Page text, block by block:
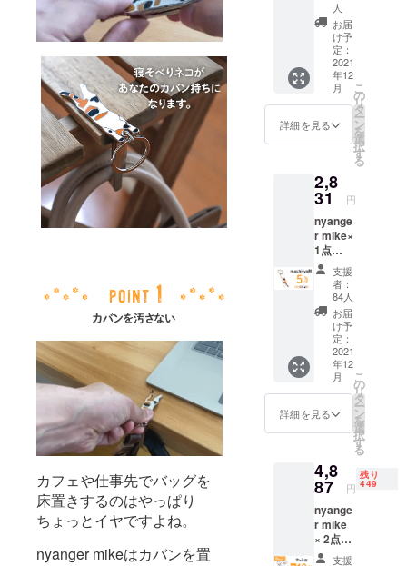
カフェや仕事先でバッグを
床置きするのはやっぱり
ちょっとイヤですよね。
nyanger mikeはカバンを置
ンセプトに
事業を行っ
ています。
1600円
の
10%OF
み.送料
無料 ※
皆様の
ご支援
により
場合、
正規販
が販売
予定価
格より
下がる
可能性
もござ
いま
す。 ※
デザイ
ン・仕
様は変
更にな
る可能
性もご
ださ
い。 ※
状況、
使用部
材の供
給状
人
お届
け予
定：
2021
年12
月
詳細を見る
こ
の
リ
タ
ー
ン
を
選
択
す
る
2,8
31 円
nyange
r mike×
1点
［一般
販売予
定価格
2980円
5%OFF]
※税込
み.送料
無料 ※
皆様の
ご支援
により
上した
場合、
正規販
売価格
が販売
予定価
格より
支援
者：
84人
お届
け予
定：
2021
年12
月
詳細を見る
こ
の
リ
タ
ー
ン
を
選
択
す
る
4,8
87 円
残り
449
nyange
r mike
× 2点
［一般
支援